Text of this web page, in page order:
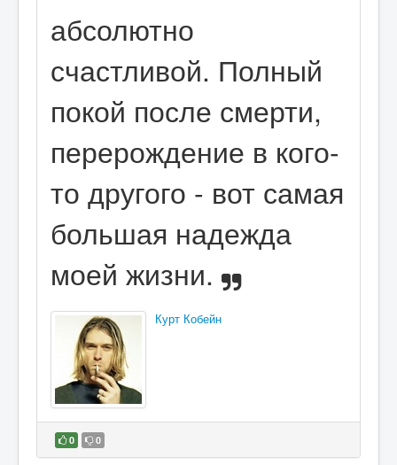
абсолютно
счастливой. Полный
покой после смерти,
перерождение в кого-
то другого - вот самая
большая надежда
моей жизни.
Курт Кобейн
0 0